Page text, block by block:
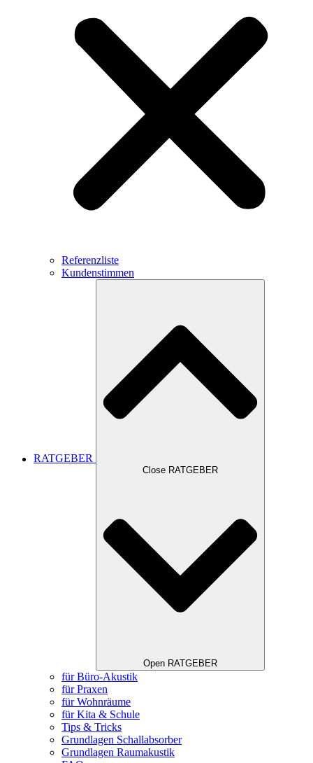
Referenzliste
Kundenstimmen
RATGEBER
Close RATGEBER
Open RATGEBER
für Büro-Akustik
für Praxen
für Wohnräume
für Kita & Schule
Tips & Tricks
Grundlagen Schallabsorber
Grundlagen Raumakustik